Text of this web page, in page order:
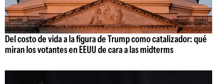
Del costo de vida a la figura de Trump como catalizador: qué
miran los votantes en EEUU de cara a las midterms